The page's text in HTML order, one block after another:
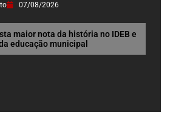
07/08/2026
maior nota da história no IDEB e
educação municipal